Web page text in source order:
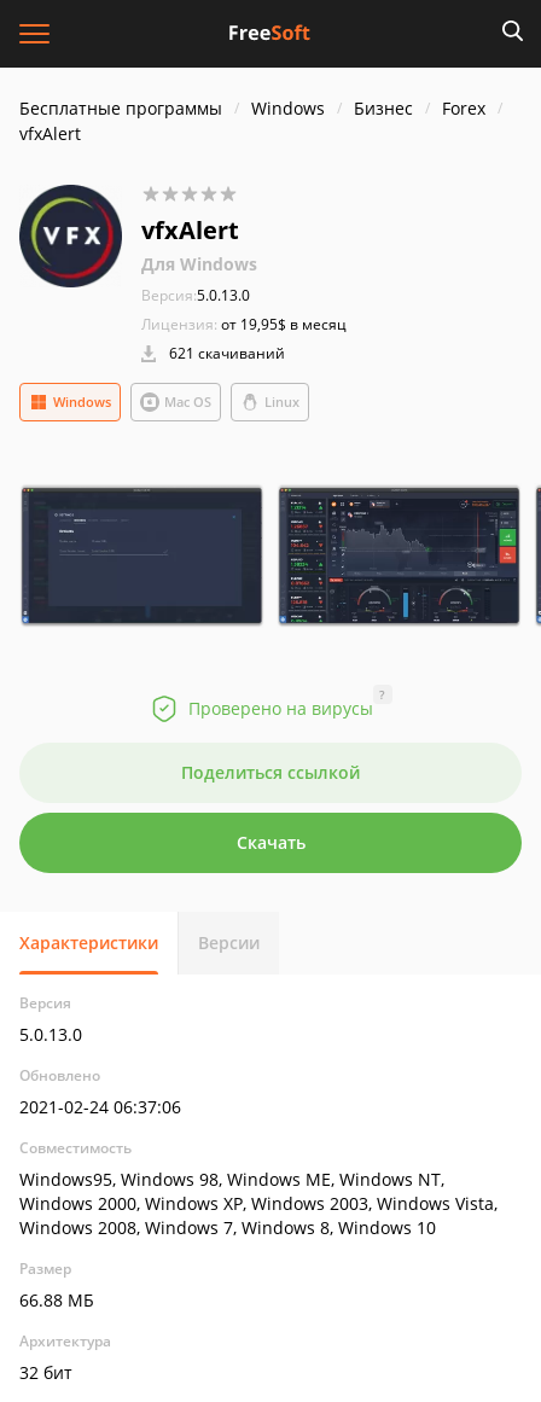
Бесплатные программы Windows Бизнес
Forex
vfxAlert
vfxAlert
Для Windows
Версия:5.0.13.0
Лицензия: от 19,95$ в месяц
621 скачиваний
Windows Mac OS Linux
Проверено на вирусы
?
Поделиться ссылкой
Скачать
Характеристики Версии
Версия
5.0.13.0
Обновлено
2021-02-24 06:37:06
Совместимость
Windows95, Windows 98, Windows ME, Windows NT,
Windows 2000, Windows XP, Windows 2003, Windows Vista,
Windows 2008, Windows 7, Windows 8, Windows 10
Размер
66.88 МБ
Архитектура
32 бит